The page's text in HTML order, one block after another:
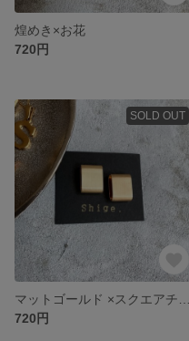
煌めき×お花
720円
SOLD OUT
720円